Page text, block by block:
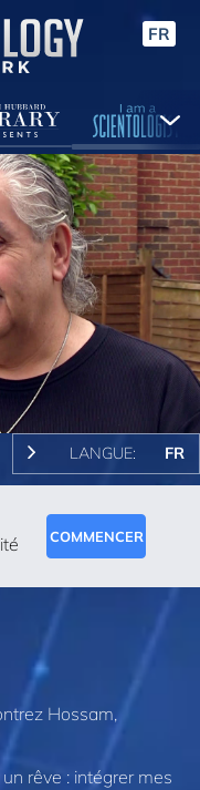
FR
LANGUE: FR
COMMENCER
Hossam,
un rêve : intégrer mes